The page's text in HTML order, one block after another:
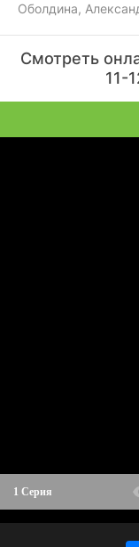
Оболдина,
Смотреть
11-
1 Серия